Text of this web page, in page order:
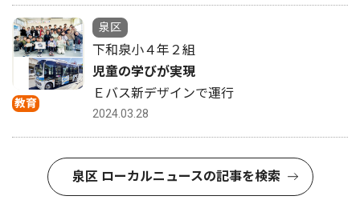
教育
泉区
下和泉小４年２組
児童の学びが実現
Ｅバス新デザインで運行
2024.03.28
泉区 ローカルニュースの記事を検索